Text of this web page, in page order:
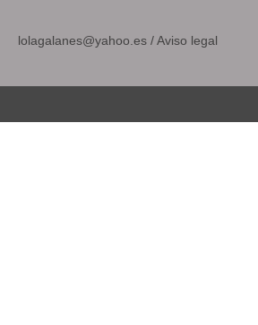
lolagalanes@yahoo.es /Aviso legal